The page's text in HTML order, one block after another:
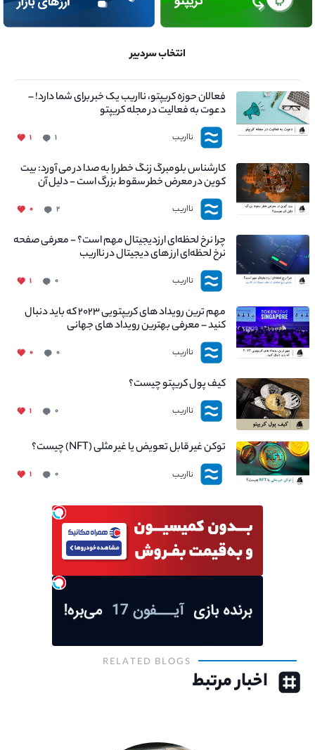
انتخاب سردبیر
فعالان حوزه کریپتو، نااریب یک خبر برای شما دارد! –
دعوت به فعالیت در مجله کریپتو
نااریب ۱ ۱
کارشناس بلومبرگ زنگ خطر را به صدا در می آورد: بیت
کوین در معرض خطر سقوط بزرگ است - دلیل آن
چیست؟
نااریب ۲ ۰
چرا نرخ لحظه‌ای ارزدیجیتال مهم است؟ - معرفی صفحه
نرخ لحظه‌ای ارز های دیجیتال در نااریب
نااریب ۰ ۱
مهم ترین رویداد های کریپتویی ۲۰۲۳ که باید دنبال
کنید – معرفی بهترین رویداد های جهانی
نااریب ۰ ۰
کیف پول کریپتو چیست؟
نااریب ۰ ۱
توکن غیر قابل تعویض یا غیر مثلی (NFT) چیست؟
نااریب ۰ ۱
RELATED BLOGS
اخبار مرتبط